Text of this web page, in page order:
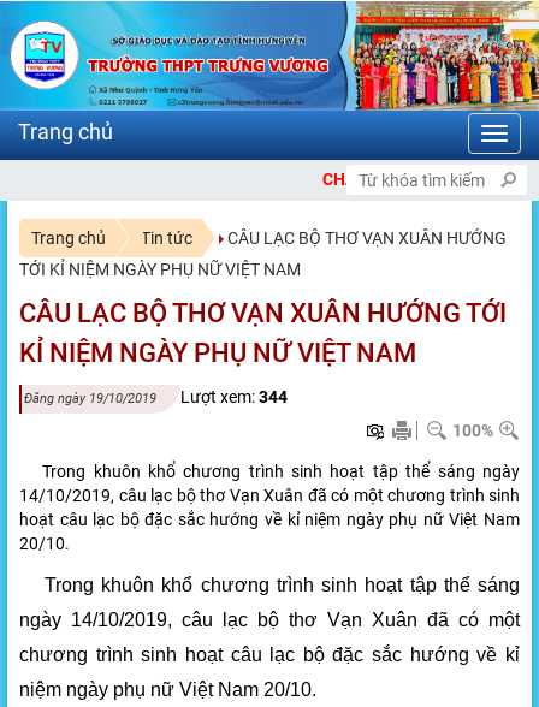
CHÀO MỪNG BẠN ĐẾN VỚI CỔNG
Trang chủ Tin tức
CÂU LẠC BỘ THƠ VẠN XUÂN HƯỚNG
TỚI KỈ NIỆM NGÀY PHỤ NỮ VIỆT NAM
CÂU LẠC BỘ THƠ VẠN XUÂN HƯỚNG TỚI
KỈ NIỆM NGÀY PHỤ NỮ VIỆT NAM
Đăng ngày 19/10/2019 Lượt xem:344
100%
Trong khuôn khổ chương trình sinh hoạt tập thể sáng ngày
14/10/2019, câu lạc bộ thơ Vạn Xuân đã có một chương trình sinh
hoạt câu lạc bộ đặc sắc hướng về kỉ niệm ngày phụ nữ Việt Nam
20/10.
Trong khuôn khổ chương trình sinh hoạt tập thể sáng
ngày 14/10/2019, câu lạc bộ thơ Vạn Xuân đã có một
chương trình sinh hoạt câu lạc bộ đặc sắc hướng về kỉ
niệm ngày phụ nữ Việt Nam 20/10.